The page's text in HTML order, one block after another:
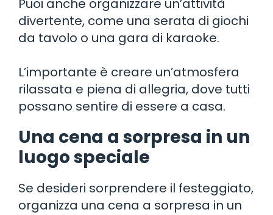
divertente, come una serata di giochi
da tavolo o una gara di karaoke.
L’importante è creare un’atmosfera
rilassata e piena di allegria, dove tutti
possano sentire di essere a casa.
Una cena a sorpresa in un
luogo speciale
Se desideri sorprendere il festeggiato,
organizza una cena a sorpresa in un